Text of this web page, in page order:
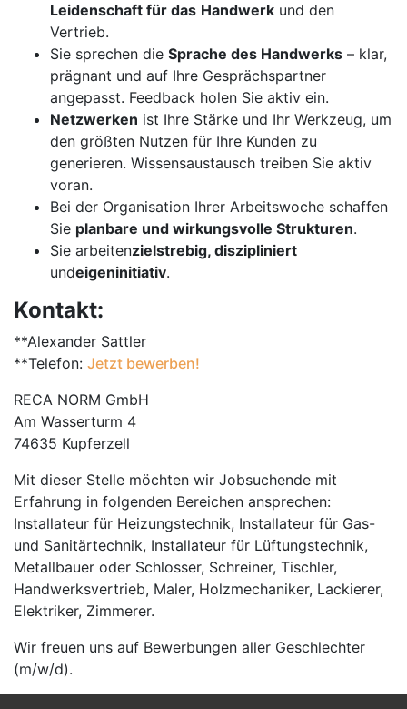
Leidenschaft für das Handwerk und den
Vertrieb.
Sie sprechen die Sprache des Handwerks – klar,
prägnant und auf Ihre Gesprächspartner
angepasst. Feedback holen Sie aktiv ein.
Netzwerken ist Ihre Stärke und Ihr Werkzeug, um
den größten Nutzen für Ihre Kunden zu
generieren. Wissensaustausch treiben Sie aktiv
voran.
Bei der Organisation Ihrer Arbeitswoche schaffen
Sie planbare und wirkungsvolle Strukturen.
Sie arbeitenzielstrebig, diszipliniert
undeigeninitiativ.
Kontakt:
**Alexander Sattler
**Telefon: Jetzt bewerben!
RECA NORM GmbH
Am Wasserturm 4
74635 Kupferzell
Mit dieser Stelle möchten wir Jobsuchende mit
Erfahrung in folgenden Bereichen ansprechen:
Installateur für Heizungstechnik, Installateur für Gas-
und Sanitärtechnik, Installateur für Lüftungstechnik,
Metallbauer oder Schlosser, Schreiner, Tischler,
Handwerksvertrieb, Maler, Holzmechaniker, Lackierer,
Elektriker, Zimmerer.
Wir freuen uns auf Bewerbungen aller Geschlechter
(m/w/d).